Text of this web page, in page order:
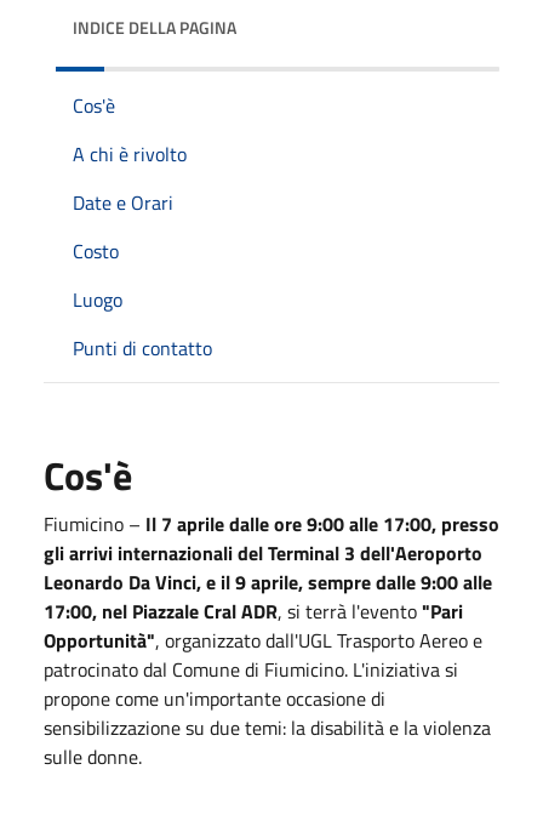
INDICE DELLA PAGINA
Cos'è
A chi è rivolto
Date e Orari
Costo
Luogo
Punti di contatto
Cos'è
Fiumicino – Il 7 aprile dalle ore 9:00 alle 17:00, presso
gli arrivi internazionali del Terminal 3 dell'Aeroporto
Leonardo Da Vinci, e il 9 aprile, sempre dalle 9:00 alle
17:00, nel Piazzale Cral ADR, si terrà l'evento"Pari
Opportunità", organizzato dall'UGL Trasporto Aereo e
patrocinato dal Comune di Fiumicino. L'iniziativa si
propone come un'importante occasione di
sensibilizzazione su due temi: la disabilità e la violenza
sulle donne.